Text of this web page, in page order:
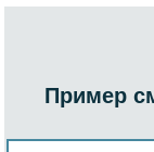
Пример